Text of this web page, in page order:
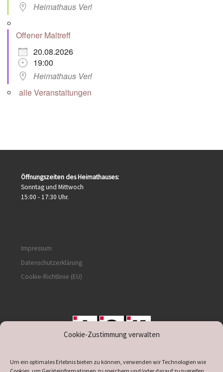
Cookie-Zustimmung verwalten
Um ein optimales Erlebnis bieten zu können, verwenden wir Technologien wie
Heimathaus Verl
Offener Maltreff
20.08.2026
19:00
Heimathaus Verl
alle Veranstaltungen
Öffnungszeiten des Heimathauses:
Sonntag und Mittwoch
15:00 - 17:30 Uhr.
Impressum
Datenschutzerklärung
Cookie-Richtlinie (EU)